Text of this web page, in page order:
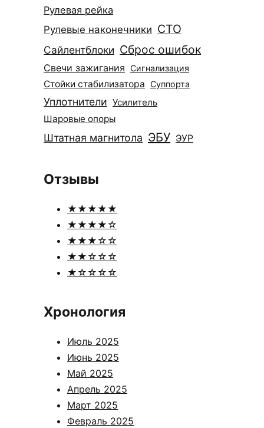
Рулевая рейка
Рулевые наконечники СТО
Сайлентблоки Сброс ошибок
Свечи зажигания Сигнализация
Стойки стабилизатора Суппорта
Уплотнители Усилитель
Шаровые опоры
Штатная магнитола ЭБУ ЭУР
Отзывы
★★★★★
★★★★☆
★★★☆☆
★★☆☆☆
★☆☆☆☆
Хронология
Июль 2025
Июнь 2025
Май 2025
Апрель 2025
Март 2025
Февраль 2025